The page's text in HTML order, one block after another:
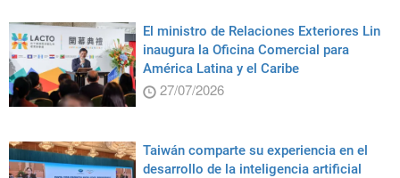
El ministro de Relaciones Exteriores Lin
inaugura la Oficina Comercial para
América Latina y el Caribe
27/07/2026
Taiwán comparte su experiencia en el
desarrollo de la inteligencia artificial